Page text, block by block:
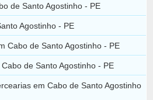
de Santo Agostinho - PE
Agostinho - PE
Cabo de Santo Agostinho - PE
de Santo Agostinho - PE
em Cabo de Santo Agostinho